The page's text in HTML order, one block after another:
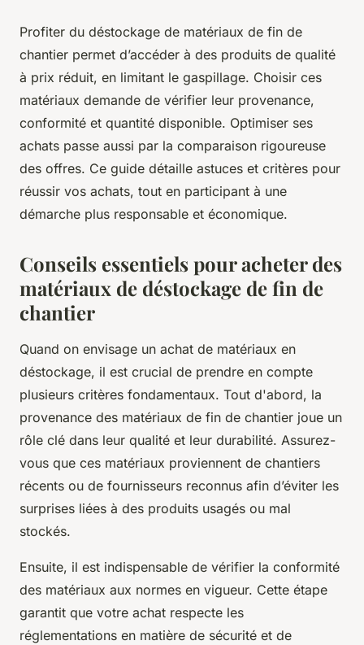
Profiter du déstockage de matériaux de fin de
chantier permet d’accéder à des produits de qualité
à prix réduit, en limitant le gaspillage. Choisir ces
matériaux demande de vérifier leur provenance,
conformité et quantité disponible. Optimiser ses
achats passe aussi par la comparaison rigoureuse
des offres. Ce guide détaille astuces et critères pour
réussir vos achats, tout en participant à une
démarche plus responsable et économique.
Conseils essentiels pour acheter des
matériaux de déstockage de fin de
chantier
Quand on envisage un achat de matériaux en
déstockage, il est crucial de prendre en compte
plusieurs critères fondamentaux. Tout d'abord, la
provenance des matériaux de fin de chantier joue un
rôle clé dans leur qualité et leur durabilité. Assurez-
vous que ces matériaux proviennent de chantiers
récents ou de fournisseurs reconnus afin d’éviter les
surprises liées à des produits usagés ou mal
stockés.
Ensuite, il est indispensable de vérifier la conformité
des matériaux aux normes en vigueur. Cette étape
garantit que votre achat respecte les
réglementations en matière de sécurité et de